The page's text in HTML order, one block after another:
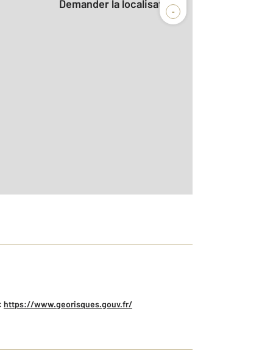
-
Demander la localisation
https://www.georisques.gouv.fr/